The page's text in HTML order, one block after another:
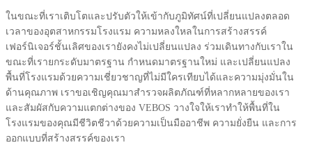
ในขณะที่เราเติบโตและปรับตัวให้เข้ากับภูมิทัศน์ที่เปลี่ยนแปลงตลอด
เวลาของอุตสาหกรรมโรงแรม ความหลงใหลในการสร้างสรรค์
เฟอร์นิเจอร์ชั้นเลิศของเรายังคงไม่เปลี่ยนแปลง ร่วมเดินทางกับเราใน
ขณะที่เรายกระดับมาตรฐาน กำหนดมาตรฐานใหม่ และเปลี่ยนแปลง
พื้นที่โรงแรมด้วยความเชี่ยวชาญที่ไม่มีใครเทียบได้และความมุ่งมั่นใน
ด้านคุณภาพ เราขอเชิญคุณมาสำรวจผลิตภัณฑ์ที่หลากหลายของเรา
และสัมผัสกับความแตกต่างของ VEBOS วางใจให้เราทำให้พื้นที่ใน
โรงแรมของคุณมีชีวิตชีวาด้วยความเป็นมืออาชีพ ความยั่งยืน และการ
ออกแบบที่สร้างสรรค์ของเรา